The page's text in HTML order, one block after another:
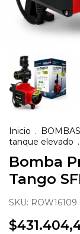
Inicio . BOMBAS
tanque elevado .
Bomba
Tango
SKU: ROW16109